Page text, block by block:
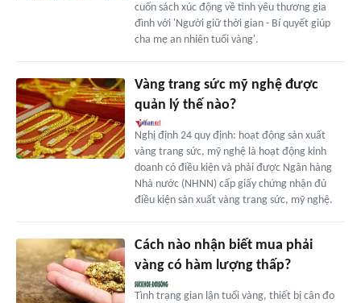
cuốn sách xúc động về tình yêu thương gia
đình với 'Người giữ thời gian - Bí quyết giúp
cha mẹ an nhiên tuổi vàng'.
Vàng trang sức mỹ nghệ được
quản lý thế nào?
Nghị định 24 quy định: hoạt động sản xuất
vàng trang sức, mỹ nghệ là hoạt động kinh
doanh có điều kiện và phải được Ngân hàng
Nhà nước (NHNN) cấp giấy chứng nhận đủ
điều kiện sản xuất vàng trang sức, mỹ nghệ.
Cách nào nhận biết mua phải
vàng có hàm lượng thấp?
Tình trạng gian lận tuổi vàng, thiết bị cân đo